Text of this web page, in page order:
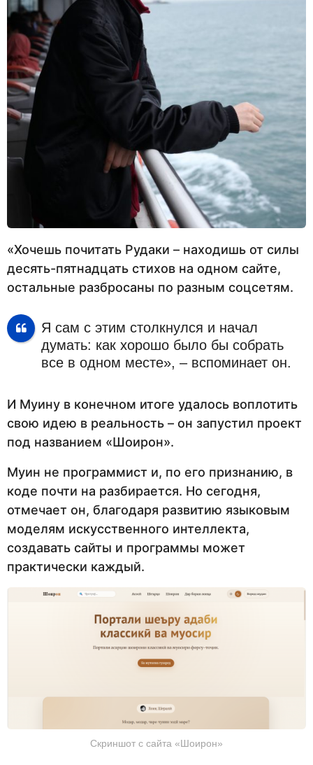
«Хочешь почитать Рудаки – находишь от силы
десять-пятнадцать стихов на одном сайте,
остальные разбросаны по разным соцсетям.
Я сам с этим столкнулся и начал
думать: как хорошо было бы собрать
все в одном месте», – вспоминает он.
И Муину в конечном итоге удалось воплотить
свою идею в реальность – он запустил проект
под названием «Шоирон».
Муин не программист и, по его признанию, в
коде почти на разбирается. Но сегодня,
отмечает он, благодаря развитию языковым
моделям искусственного интеллекта,
создавать сайты и программы может
практически каждый.
Скриншот с сайта «Шоирон»